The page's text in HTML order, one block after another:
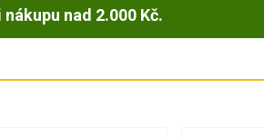
nad 2.000 Kč.